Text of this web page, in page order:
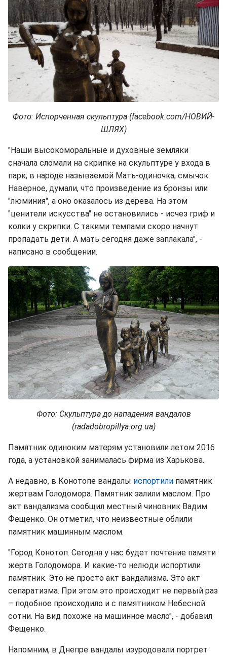
Фото: Испорченная скульптура (facebook.com/НОВИЙ-
ШЛЯХ)
"Наши высокоморальные и духовные земляки
сначала сломали на скрипке на скульптуре у входа в
парк, в народе называемой Мать-одиночка, смычок.
Наверное, думали, что произведение из бронзы или
"люминия", а оно оказалось из дерева. На этом
"ценители искусства" не остановились - исчез гриф и
колки у скрипки. С такими темпами скоро начнут
пропадать дети. А мать сегодня даже заплакала", -
написано в сообщении.
Фото: Скульптура до нападения вандалов
(radadobropillya.org.ua)
Памятник одиноким матерям установили летом 2016
года, а установкой занималась фирма из Харькова.
А недавно, в Конотопе вандалы испортили памятник
жертвам Голодомора. Памятник залили маслом. Про
акт вандализма сообщил местный чиновник Вадим
Фещенко. Он отметил, что неизвестные облили
памятник машинным маслом.
"Город Конотоп. Сегодня у нас будет почтение памяти
жертв Голодомора. И какие-то нелюди испортили
памятник. Это не просто акт вандализма. Это акт
сепаратизма. При этом это происходит не первый раз
– подобное происходило и с памятником Небесной
сотни. На вид похоже на машинное масло", - добавил
Фещенко.
Напомним, в Днепре вандалы изуродовали портрет